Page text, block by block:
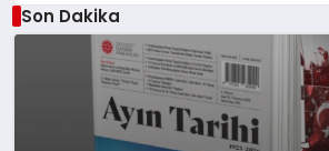
Son Dakika